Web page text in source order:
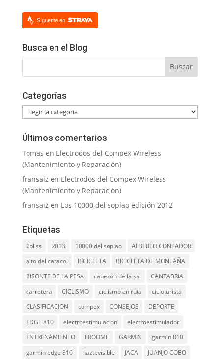
Sígueme en
Busca en el Blog
Categorías
Categorías
Últimos comentarios
Tomas en Electrodos del Compex Wireless
(Mantenimiento y Reparación)
fransaiz en Electrodos del Compex Wireless
(Mantenimiento y Reparación)
fransaiz en Los 10000 del soplao edición 2012
Etiquetas
2bliss 2013 10000 del soplao
ALBERTO CONTADOR
alto del caracol
BICICLETA
BICICLETA DE MONTAÑA
BISONTE DE LA PESA
cabezon de la sal
CANTABRIA
carretera
CICLISMO ciclismo en ruta
cicloturista
CLASIFICACION
compex CONSEJOS
DEPORTE
EDGE 810
electroestimulacion
electroestimulador
ENTRENAMIENTO
FROOME GARMIN
garmin 810
garmin edge 810
haztevisible JACA JUANJO COBO